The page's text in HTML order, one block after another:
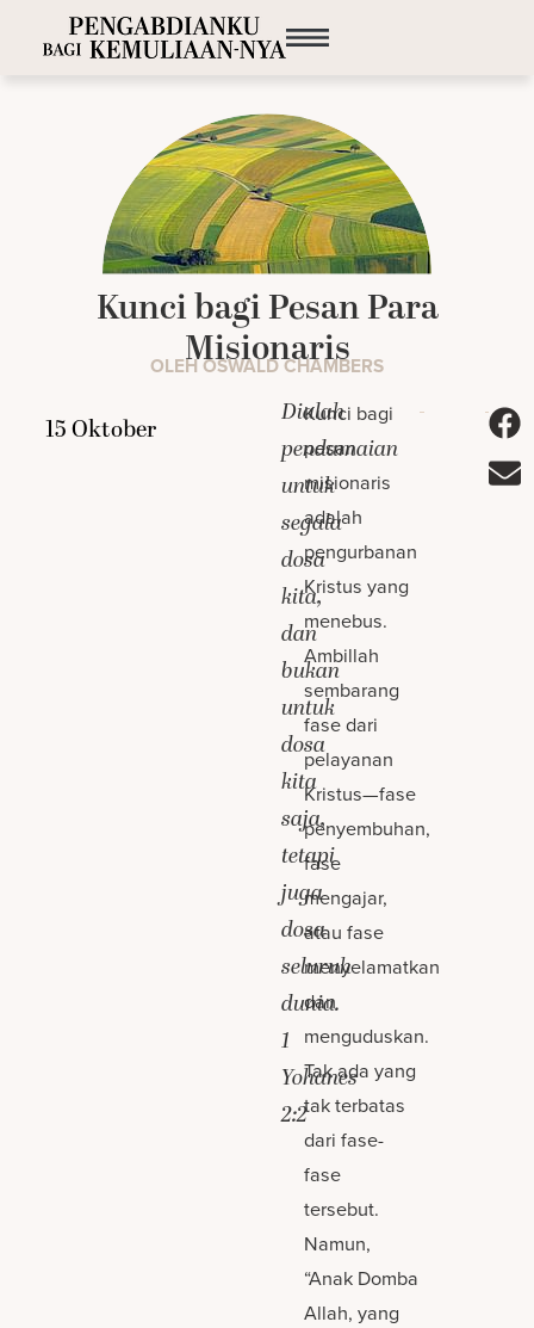
Kunci bagi Pesan Para
Misionaris
OLEH OSWALD CHAMBERS
Dialah
pendamaian
untuk
segala
dosa
kita,
dan
bukan
untuk
dosa
kita
saja,
tetapi
juga
dosa
seluruh
dunia.
1
Yohanes
2:2
Kunci bagi
pesan
misionaris
adalah
pengurbanan
Kristus yang
menebus.
Ambillah
sembarang
fase dari
pelayanan
Kristus—fase
penyembuhan,
fase
mengajar,
atau fase
menyelamatkan
dan
menguduskan.
Tak ada yang
tak terbatas
dari fase-
fase
tersebut.
Namun,
“Anak Domba
Allah, yang